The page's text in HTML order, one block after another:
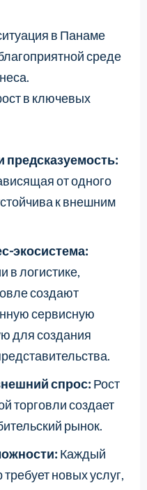
в Панаме
среде
в ключевых
предсказуемость:
от одного
к внешним
экосистема:
в логистике,
создают
сервисную
для создания
спрос: Рост
торговли создает
рынок.
Каждый
новых услуг,